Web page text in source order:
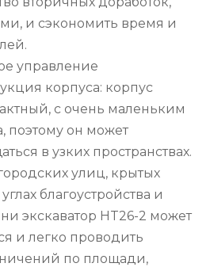
и сэкономить время и
управление
корпуса: корпус
с очень маленьким
поэтому он может
в узких пространствах.
улиц, крытых
благоустройства и
экскаватор HT26-2 может
и легко проводить
по площади,